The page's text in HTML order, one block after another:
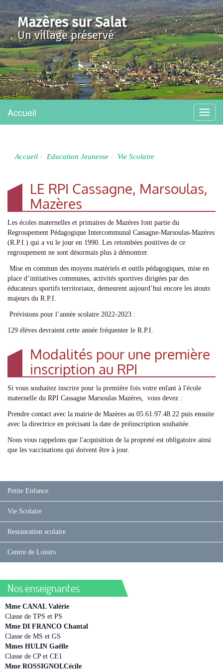
Mazères sur Salat
Un village préservé
Menu
Accueil
Accueil Education Jeunesse Vie Scolaire
LE RPI Cassagne, Marsoulas,
Mazères
Les écoles maternelles et primaires de Mazères font partie du
Regroupement Pédagogique Intercommunal Cassagne-Marsoulas-Mazères
(R.P.I.) qui a vu le jour en 1990. Les retombées positives de ce
regroupement ne sont désormais plus à démontrer.
Mise en commun des moyens matériels et outils pédagogiques, mise en
place d’initiatives communes, activités sportives dirigées par des
éducateurs sportifs territoriaux, demeurent aujourd’hui encore les atouts
majeurs du R.P.I.
Prévisions pour l’année scolaire 2022-2023 :
129 élèves devraient cette année fréquenter le R.P.I.
Modalités pour une première
inscription au RPI
Si vous souhaitez inscrire pour la première fois votre enfant à l'école
maternelle du RPI Cassagne Marsoulas Mazères, vous devez :
Prendre contact avec la mairie de Mazères au 05.61.97.48.22 puis ensuite
avec la directrice en précisant la date de préinscription souhaitée.
Nous vous rappelons que l'acquisition de la propreté est obligatoire ainsi
que les vaccinations qui doivent être à jour.
Petite Enfance
Vie Scolaire
Restauration scolaire
Centre de Loisirs
Nos enseignantes
Mme CANAL Valérie
Classe de TPS et PS
Mme DI FRANCO Chantal
Classe de MS et GS
Mmes HULIN Gaëlle
Classe de CP et CE1
Mme ROSSIGNOLCécile